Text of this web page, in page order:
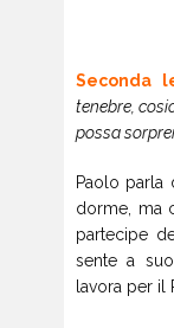
Seconda
tenebre,
possa
Paolo
dorme, ma
partecipe
sente a
lavora per il